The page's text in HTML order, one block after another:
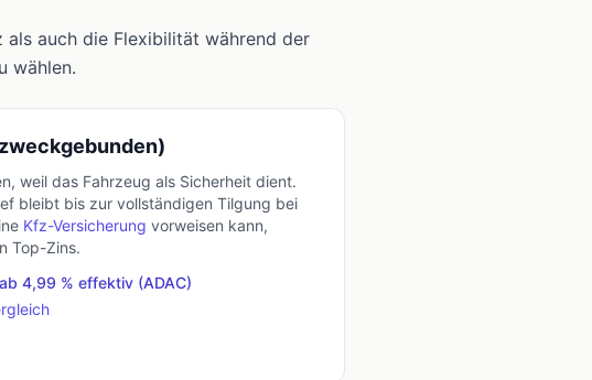
auch die Flexibilität während der
wählen.
weil das Fahrzeug als Sicherheit dient.
bleibt bis zur vollständigen Tilgung bei
Kfz-Versicherung vorweisen kann,
Top-Zins.
4,99 % effektiv (ADAC)